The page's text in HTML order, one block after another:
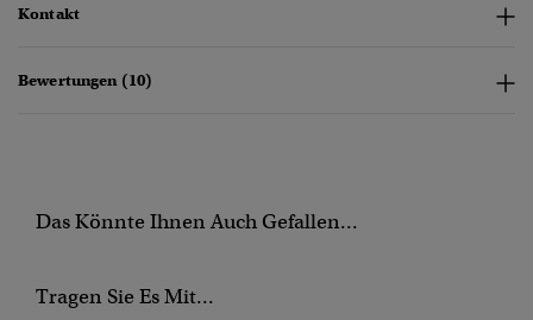
Kontakt
Bewertungen (10)
Das Könnte Ihnen Auch Gefallen...
Tragen Sie Es Mit...